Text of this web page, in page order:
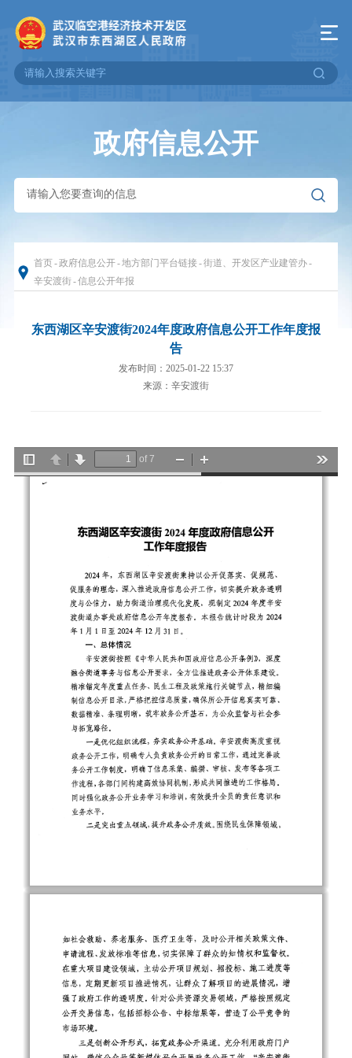
政府信息公开
首页-政府信息公开-地方部门平台链接-街道、开发区产业建管办-
辛安渡街-信息公开年报
东西湖区辛安渡街2024年度政府信息公开工作年度报
告
发布时间：2025-01-22 15:37
来源：辛安渡街